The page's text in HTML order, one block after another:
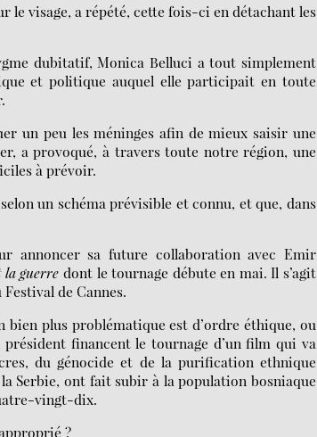
le visage, a répété, cette fois-ci en détachant les
dubitatif, Monica Belluci a tout simplement
et politique auquel elle participait en toute
un peu les méninges afin de mieux saisir une
a provoqué, à travers toute notre région, une
à prévoir.
un schéma prévisible et connu, et que, dans
annoncer sa future collaboration avec Emir
la guerre dont le tournage débute en mai. Il s’agit
de Cannes.
plus problématique est d’ordre éthique, ou
financent le tournage d’un film qui va
du génocide et de la purification ethnique
Serbie, ont fait subir à la population bosniaque
vingt-dix.
?